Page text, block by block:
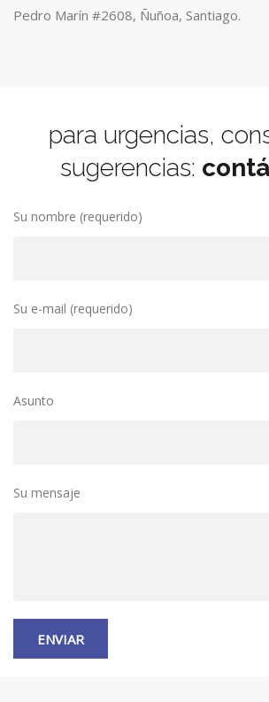
Pedro Marín #2608, Ñuñoa, Santiago.
para urgencias,
sugerencias:
Su nombre (requerido)
Su e-mail (requerido)
Asunto
Su mensaje